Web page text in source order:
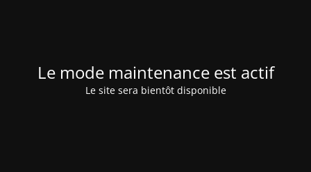
Le mode maintenance est actif
Le site sera bientôt disponible